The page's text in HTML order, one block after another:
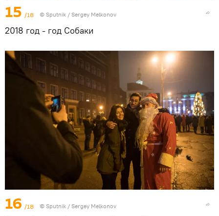
15 /18 © Sputnik / Sergey Melkonov
2018 год - год Собаки
16 /18 © Sputnik / Sergey Melkonov